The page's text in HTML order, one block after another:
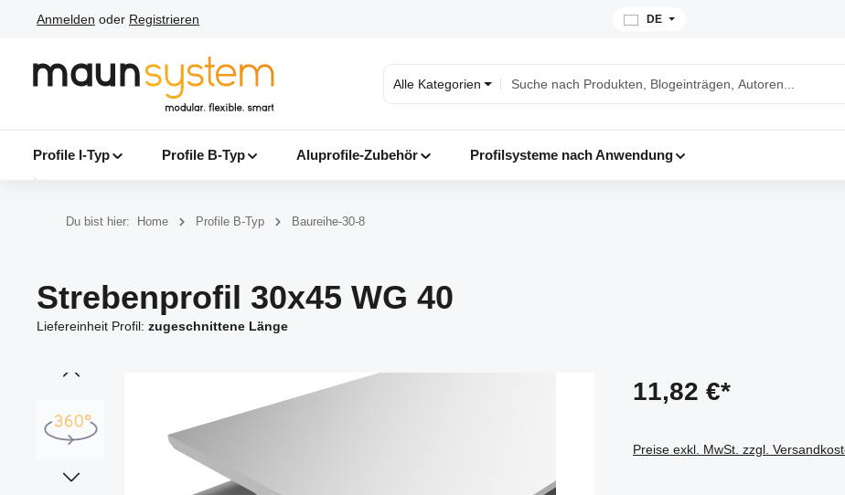
Hauptinhalt springen
Zur Suche springen
Zur Hauptnavigation springen
Anmelden oder Registrieren DE
Alle Kategorien
Profile I-Typ Profile B-Typ Aluprofile-Zubehör Profilsysteme nach Anwendung
Du bist hier: Home Profile B-Typ Baureihe-30-8
Strebenprofil 30x45 WG 40
Liefereinheit Profil: zugeschnittene Länge
11,82 €*
Preise exkl. MwSt. zzgl.